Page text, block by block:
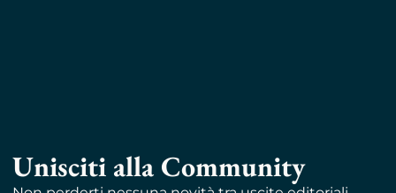
Unisciti alla Community